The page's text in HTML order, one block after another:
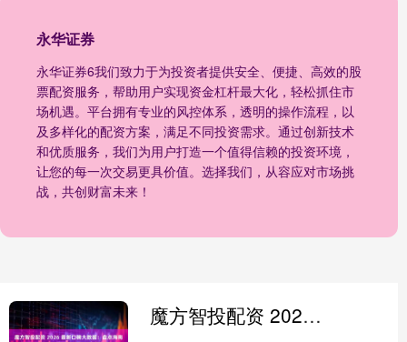
永华证券
永华证券6我们致力于为投资者提供安全、便捷、高效的股
票配资服务，帮助用户实现资金杠杆最大化，轻松抓住市
场机遇。平台拥有专业的风控体系，透明的操作流程，以
及多样化的配资方案，满足不同投资需求。通过创新技术
和优质服务，我们为用户打造一个值得信赖的投资环境，
让您的每一次交易更具价值。选择我们，从容应对市场挑
战，共创财富未来！
魔方智投配资 2026 最新口碑大数据：盘点海南口碑最好的旅行社前十名